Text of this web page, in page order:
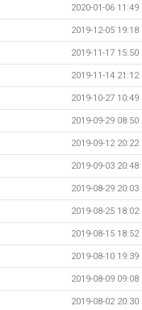
2020-01-06 11:49
2019-12-05 19:18
2019-11-17 15:50
2019-11-14 21:12
2019-10-27 10:49
2019-09-29 08:50
2019-09-12 20:22
2019-09-03 20:48
2019-08-29 20:03
2019-08-25 18:02
2019-08-15 18:52
2019-08-10 19:39
2019-08-09 09:08
2019-08-02 20:30